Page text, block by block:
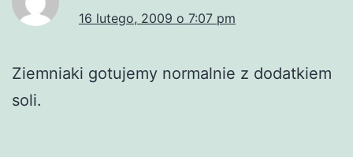
16 lutego, 2009 o 7:07 pm
Ziemniaki gotujemy normalnie z dodatkiem
soli.